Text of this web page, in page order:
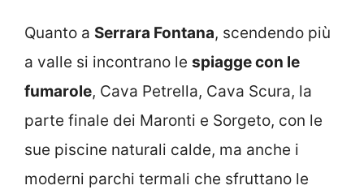
Quanto a Serrara Fontana, scendendo più
a valle si incontrano le spiagge con le
fumarole, Cava Petrella, Cava Scura, la
parte finale dei Maronti e Sorgeto, con le
sue piscine naturali calde, ma anche i
moderni parchi termali che sfruttano le